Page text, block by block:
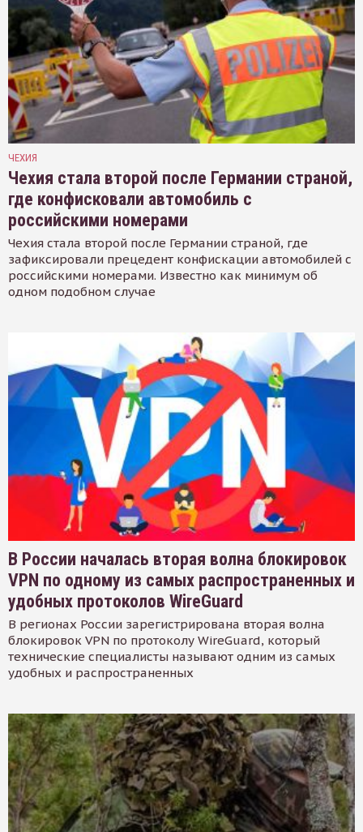
ЧЕХИЯ
Чехия стала второй после Германии страной,
где конфисковали автомобиль с
российскими номерами
Чехия стала второй после Германии страной, где
зафиксировали прецедент конфискации автомобилей с
российскими номерами. Известно как минимум об
одном подобном случае
В России началась вторая волна блокировок
VPN по одному из самых распространенных и
удобных протоколов WireGuard
В регионах России зарегистрирована вторая волна
блокировок VPN по протоколу WireGuard, который
технические специалисты называют одним из самых
удобных и распространенных